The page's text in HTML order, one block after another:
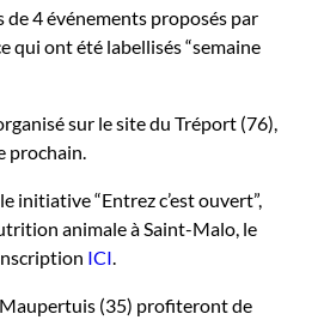
de 4 événements proposés par
qui ont été labellisés “semaine
sur le site du Tréport (76),
prochain.
initiative “Entrez c’est ouvert”,
animale à Saint-Malo, le
ICI
Maupertuis (35) profiteront de